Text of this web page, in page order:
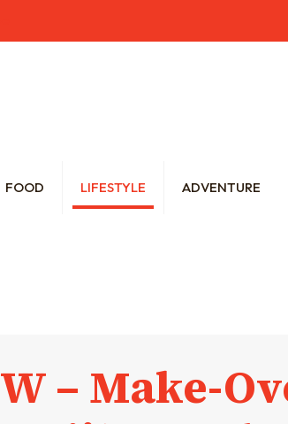
FOOD LIFESTYLE ADVENTURE
– Make-